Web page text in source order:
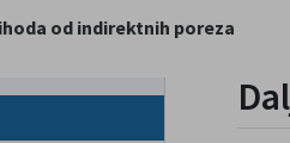
od indirektnih poreza